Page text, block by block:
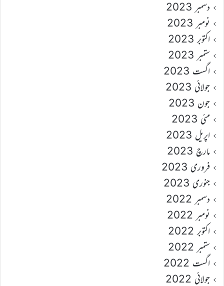
دسمبر 2023
نومبر 2023
اکتوبر 2023
ستمبر 2023
اگست 2023
جولائی 2023
جون 2023
مئی 2023
اپریل 2023
مارچ 2023
فروری 2023
جنوری 2023
دسمبر 2022
نومبر 2022
اکتوبر 2022
ستمبر 2022
اگست 2022
جولائی 2022